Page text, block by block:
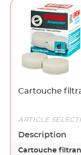
Cartouche
ARTICLE
Description
Cartouche